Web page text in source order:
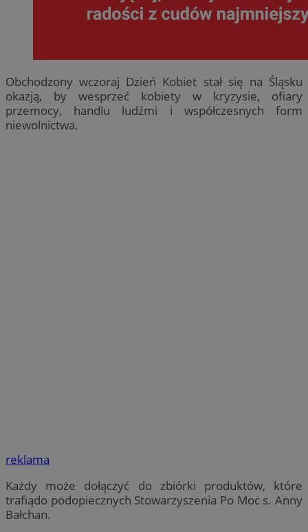
Obchodzony wczoraj Dzień Kobiet stał się na Śląsku
okazją, by wesprzeć kobiety w kryzysie, ofiary
przemocy, handlu ludźmi i współczesnych form
niewolnictwa.
reklama
Każdy może dołączyć do zbiórki produktów, które
trafiądo podopiecznych Stowarzyszenia Po Moc s. Anny
Bałchan.